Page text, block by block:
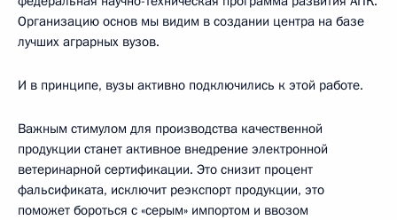
Организацию основ мы видим в создании центра на базе
лучших аграрных вузов.
И в принципе, вузы активно подключились к этой работе.
Важным стимулом для производства качественной
продукции станет активное внедрение электронной
ветеринарной сертификации. Это снизит процент
фальсификата, исключит реэкспорт продукции, это
поможет бороться с «серым» импортом и ввозом